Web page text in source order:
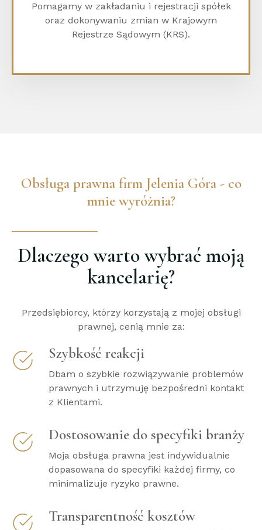
Pomagamy w zakładaniu i rejestracji spółek
oraz dokonywaniu zmian w Krajowym
Rejestrze Sądowym (KRS).
Obsługa prawna firm Jelenia Góra - co
mnie wyróżnia?
Dlaczego warto wybrać moją
kancelarię?
Przedsiębiorcy, którzy korzystają z mojej obsługi
prawnej, cenią mnie za:
Szybkość reakcji
Dbam o szybkie rozwiązywanie problemów
prawnych i utrzymuję bezpośredni kontakt
z Klientami.
Dostosowanie do specyfiki branży
Moja obsługa prawna jest indywidualnie
dopasowana do specyfiki każdej firmy, co
minimalizuje ryzyko prawne.
Transparentność kosztów